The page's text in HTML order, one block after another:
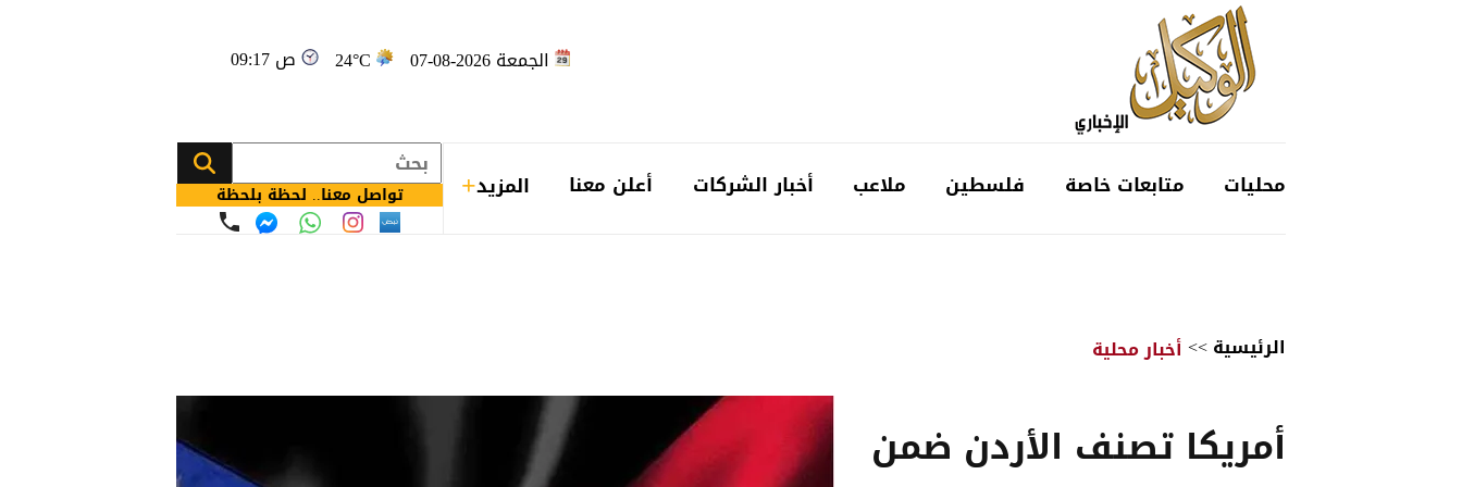
الجمعة 2026-08-07 24°C 09:17 ص
محليات متابعات خاصة فلسطين ملاعب أخبار الشركات أعلن معنا المزيد تواصل معنا.. لحظة بلحظة
الرئيسية>>أخبار محلية
أمريكا تصنف الأردن ضمن